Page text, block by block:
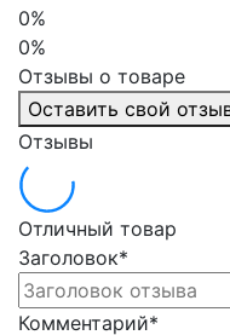
0%
0%
Отзывы о товаре
Оставить свой
Отзывы
Отличный товар
Заголовок*
Комментарий*